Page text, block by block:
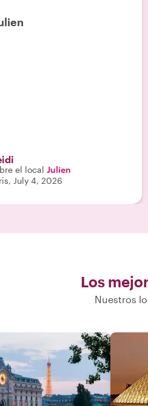
el local Julien
July 4, 2026
Los
Nuestros